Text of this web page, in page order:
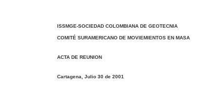
ISSMGE-SOCIEDAD COLOMBIANA DE GEOTECNIA
COMITÉ SURAMERICANO DE MOVIEMIENTOS EN MASA
ACTA DE REUNION
Cartagena, Julio 30 de 2001